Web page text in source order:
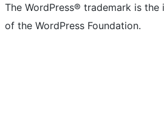
The WordPress® trademark is
of the WordPress Foundation.